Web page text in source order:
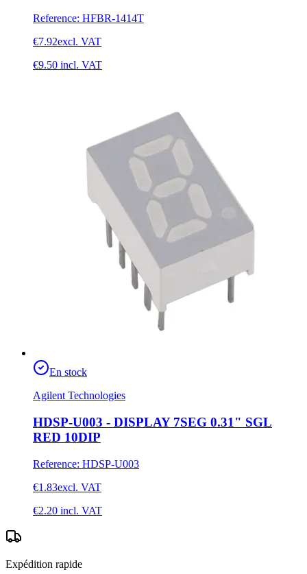
Reference: HFBR-1414T
€7.92excl. VAT
€9.50 incl. VAT
En stock
Agilent Technologies
HDSP-U003 - DISPLAY 7SEG 0.31" SGL
RED 10DIP
Reference: HDSP-U003
€1.83excl. VAT
€2.20 incl. VAT
Expédition rapide